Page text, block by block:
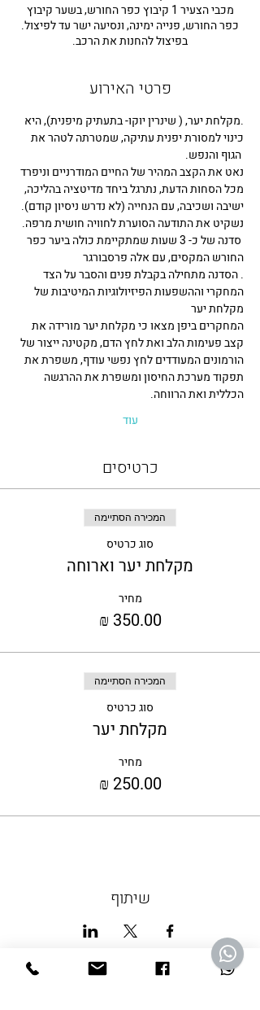
מכבי הצעיר 1 קיבוץ כפר החורש, בשער קיבוץ
כפר החורש, פנייה ימינה, ונסיעה ישר עד לפיצול.
בפיצול להחנות את הרכב.
פרטי האירוע
.מקלחת יער, ( שינרין יוקו- בתעתיק מיפנית), היא
כינוי למסורת יפנית עתיקה, שמטרתה לטהר את
הגוף והנפש.
נאט את הקצב המהיר של החיים המודרניים וניפרד
מכל הסחות הדעת, נתרגל ביחד מדיטציה בהליכה,
ישיבה ושכיבה, עם הנחייה (לא נדרש ניסיון קודם).
נשקיט את התודעה הסוערת לחוויה חושית מרפה.
סדנה של כ- 3 שעות שמתקיימת כולה ביער כפר
החורש המקסים, עם אלה פרסבורגר
. הסדנה מתחילה בקבלת פנים והסבר על הצד
המחקרי וההשפעות הפיזיולוגיות המיטיבות של
מקלחת יער
המחקרים ביפן מצאו כי מקלחת יער מורידה את
קצב פעימות הלב ואת לחץ הדם, מקטינה ייצור של
הורמונים המעודדים לחץ נפשי עודף, משפרת את
תפקוד מערכת החיסון ומשפרת את ההרגשה
הכללית ואת הרווחה. ‏
עוד
כרטיסים
המכירה הסתיימה
סוג כרטיס
מקלחת יער וארוחה
מחיר
‏350.00 ‏₪
המכירה הסתיימה
סוג כרטיס
מקלחת יער
מחיר
‏250.00 ‏₪
שיתוף